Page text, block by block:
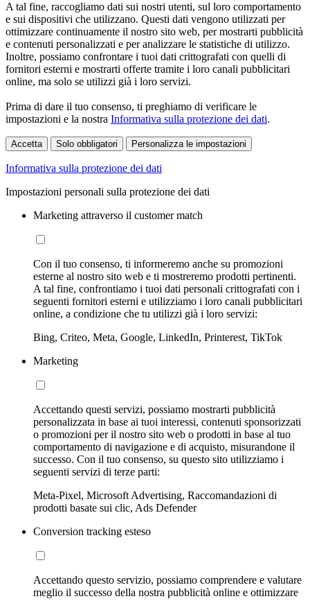
A tal fine, raccogliamo dati sui nostri utenti, sul loro comportamento
e sui dispositivi che utilizzano. Questi dati vengono utilizzati per
ottimizzare continuamente il nostro sito web, per mostrarti pubblicità
e contenuti personalizzati e per analizzare le statistiche di utilizzo.
Inoltre, possiamo confrontare i tuoi dati crittografati con quelli di
fornitori esterni e mostrarti offerte tramite i loro canali pubblicitari
online, ma solo se utilizzi già i loro servizi.
Prima di dare il tuo consenso, ti preghiamo di verificare le
impostazioni e la nostra Informativa sulla protezione dei dati.
Accetta Solo obbligatori Personalizza le impostazioni
Informativa sulla protezione dei dati
Impostazioni personali sulla protezione dei dati
Marketing attraverso il customer match
Con il tuo consenso, ti informeremo anche su promozioni
esterne al nostro sito web e ti mostreremo prodotti pertinenti.
A tal fine, confrontiamo i tuoi dati personali crittografati con i
seguenti fornitori esterni e utilizziamo i loro canali pubblicitari
online, a condizione che tu utilizzi già i loro servizi:
Bing, Criteo, Meta, Google, LinkedIn, Printerest, TikTok
Marketing
Accettando questi servizi, possiamo mostrarti pubblicità
personalizzata in base ai tuoi interessi, contenuti sponsorizzati
o promozioni per il nostro sito web o prodotti in base al tuo
comportamento di navigazione e di acquisto, misurandone il
successo. Con il tuo consenso, su questo sito utilizziamo i
seguenti servizi di terze parti:
Meta-Pixel, Microsoft Advertising, Raccomandazioni di
prodotti basate sui clic, Ads Defender
Conversion tracking esteso
Accettando questo servizio, possiamo comprendere e valutare
meglio il successo della nostra pubblicità online e ottimizzare